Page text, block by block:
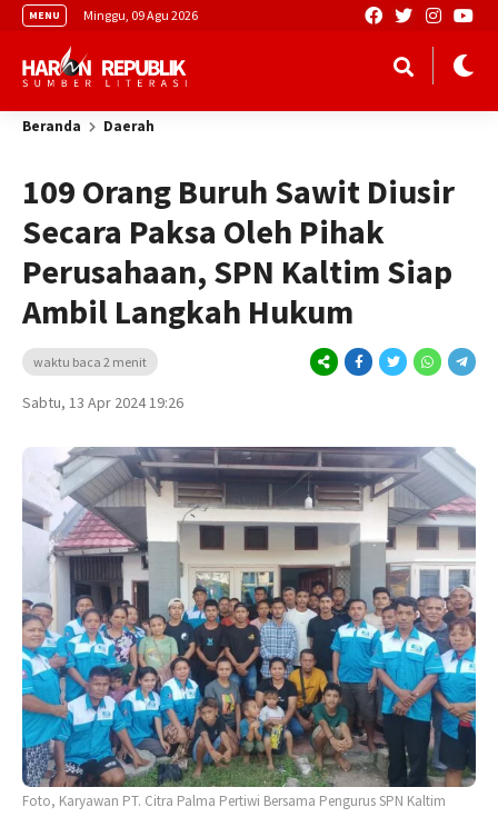
MENU Minggu, 09 Agu 2026
Beranda Daerah
109 Orang Buruh Sawit Diusir
Secara Paksa Oleh Pihak
Perusahaan, SPN Kaltim Siap
Ambil Langkah Hukum
waktu baca 2 menit
Sabtu, 13 Apr 2024 19:26
Foto, Karyawan PT. Citra Palma Pertiwi Bersama Pengurus SPN Kaltim